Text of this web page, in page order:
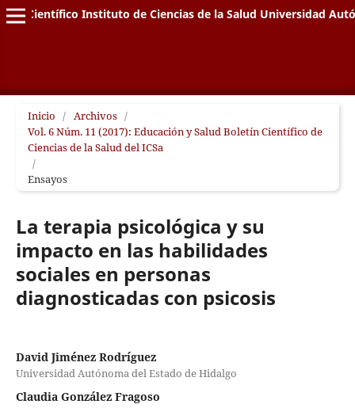
Científico Instituto de Ciencias de la Salud Universidad
Inicio / Archivos /
Vol. 6 Núm. 11 (2017): Educación y Salud Boletín Científico de
Ciencias de la Salud del ICSa
/
Ensayos
La terapia psicológica y su
impacto en las habilidades
sociales en personas
diagnosticadas con psicosis
David Jiménez Rodríguez
Universidad Autónoma del Estado de Hidalgo
Claudia González Fragoso